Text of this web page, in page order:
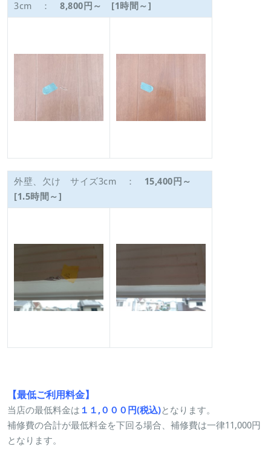
3cm ： 8,800円～ [1時間～]
外壁、欠け サイズ3cm ： 15,400円～
[1.5時間～]
【最低ご利用料金】
当店の最低料金は １１,０００円(税込)となります。
補修費の合計が最低料金を下回る場合、補修費は一律11,000円
となります。